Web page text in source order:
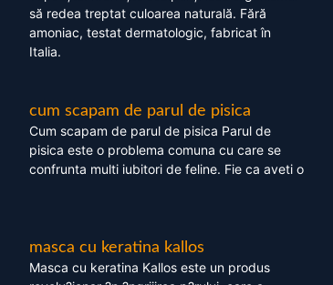
să redea treptat culoarea naturală. Fără
amoniac, testat dermatologic, fabricat în
Italia.
cum scapam de parul de pisica
Cum scapam de parul de pisica Parul de
pisica este o problema comuna cu care se
confrunta multi iubitori de feline. Fie ca aveti o
masca cu keratina kallos
Masca cu keratina Kallos este un produs